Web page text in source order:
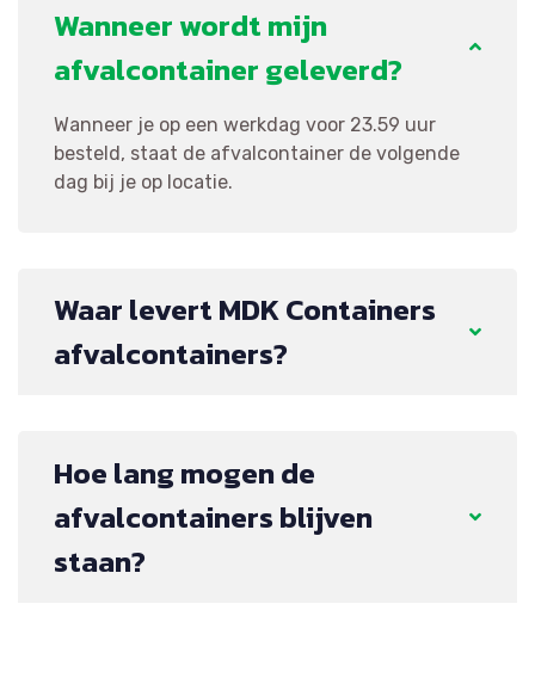
Wanneer wordt mijn
afvalcontainer geleverd?
Wanneer je op een werkdag voor 23.59 uur
besteld, staat de afvalcontainer de volgende
dag bij je op locatie.
Waar levert MDK Containers
afvalcontainers?
Hoe lang mogen de
afvalcontainers blijven
staan?